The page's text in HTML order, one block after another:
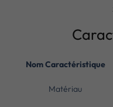
Nom Caractéristique
Matériau